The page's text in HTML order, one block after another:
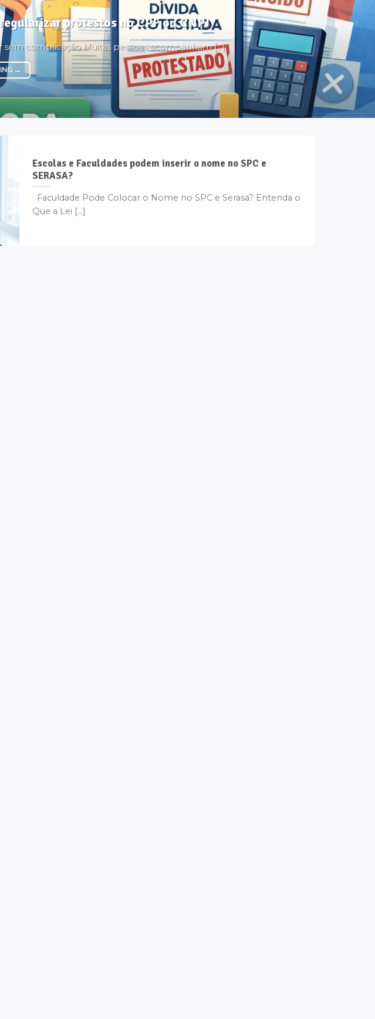
protestos no CPF ou CNPJ
complicação Muitas pessoas acompanham [...]
→
Escolas e Faculdades podem inserir o nome no SPC e
SERASA?
Faculdade Pode Colocar o Nome no SPC e Serasa? Entenda o
Que a Lei [...]